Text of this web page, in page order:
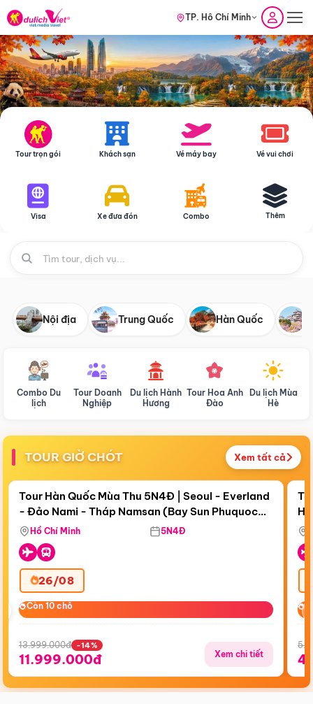
TP. Hồ Chí Minh
Tour trọn gói Khách sạn Vé máy bay Vé vui chơi
Visa Xe đưa đón Combo Thêm
Nội địa Trung Quốc Hàn Quốc
Combo Du
lịch
Tour Doanh
Nghiệp
Du lịch Hành
Hương
Tour Hoa Anh
Đào
Du lịch Mùa
Hè
TOUR GIỜ CHÓT Xem tất cả
Còn18 ngày 21:27:51
Điểm nổi bật
Tour Hàn Quốc Mùa Thu 5N4Đ | Seoul - Everland
- Đảo Nami - Tháp Namsan (Bay Sun Phuquoc
Airways)
Hồ Chí Minh 5N4Đ
26/08
Còn 10 chỗ
Còn 10 chỗ
13.999.000đ -14%
11.999.000đ Xem chi tiết